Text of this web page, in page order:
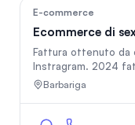
E-commerce
Ecommerce di
Fattura ottenuto da
Instragram. 2024
Fatturato ad oggi
- 2 soci fondatori Vendiamo quote per un totale del
Barbariga